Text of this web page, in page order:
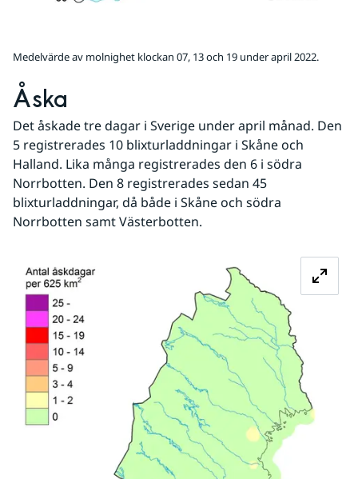
Medelvärde av molnighet klockan 07, 13 och 19 under april 2022.
Åska
Det åskade tre dagar i Sverige under april månad. Den
5 registrerades 10 blixturladdningar i Skåne och
Halland. Lika många registrerades den 6 i södra
Norrbotten. Den 8 registrerades sedan 45
blixturladdningar, då både i Skåne och södra
Norrbotten samt Västerbotten.